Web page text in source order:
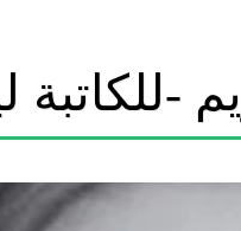
-للكاتبة